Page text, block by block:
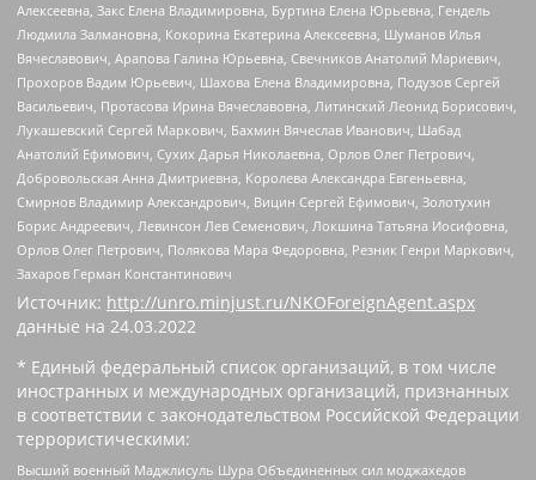
Алексеевна, Закс Елена Владимировна, Буртина Елена Юрьевна, Гендель
Людмила Залмановна, Кокорина Екатерина Алексеевна, Шуманов Илья
Вячеславович, Арапова Галина Юрьевна, Свечников Анатолий Мариевич,
Прохоров Вадим Юрьевич, Шахова Елена Владимировна, Подузов Сергей
Васильевич, Протасова Ирина Вячеславовна, Литинский Леонид Борисович,
Лукашевский Сергей Маркович, Бахмин Вячеслав Иванович, Шабад
Анатолий Ефимович, Сухих Дарья Николаевна, Орлов Олег Петрович,
Добровольская Анна Дмитриевна, Королева Александра Евгеньевна,
Смирнов Владимир Александрович, Вицин Сергей Ефимович, Золотухин
Борис Андреевич, Левинсон Лев Семенович, Локшина Татьяна Иосифовна,
Орлов Олег Петрович, Полякова Мара Федоровна, Резник Генри Маркович,
Захаров Герман Константинович
Источник: http://unro.minjust.ru/NKOForeignAgent.aspx
данные на 24.03.2022
* Единый федеральный список организаций, в том числе
иностранных и международных организаций, признанных
в соответствии с законодательством Российской Федерации
террористическими:
Высший военный Маджлисуль Шура Объединенных сил моджахедов